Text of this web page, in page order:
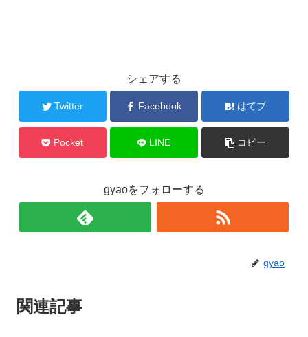
シェアする
Twitter Facebook はてブ
Pocket LINE コピー
gyaoをフォローする
gyao
関連記事